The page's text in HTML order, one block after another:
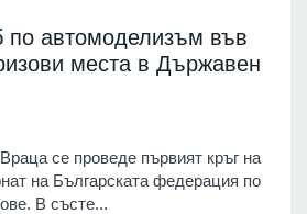
по автомоделизъм във
места в Държавен
се проведе първият кръг на
на Българската федерация по
В състе...